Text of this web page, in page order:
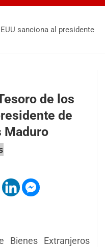
sanciona al presidente
de los
de
Maduro
Bienes Extranjeros